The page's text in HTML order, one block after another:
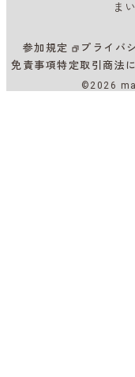
ま
参加規定
プライバ
免責事項特定取引商法
©2026